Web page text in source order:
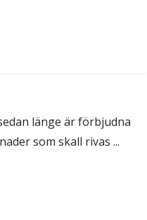
länge är förbjudna
som skall rivas ...